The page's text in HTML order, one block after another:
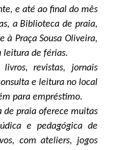
e até ao final do mês
a Biblioteca de praia,
à Praça Sousa Oliveira,
leitura de férias.
revistas, jornais
e leitura no local
para empréstimo.
praia oferece muitas
e pedagógica de
com ateliers, jogos